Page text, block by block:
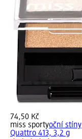
74,50 Kč
miss sportyoční stíny
Quattro 413, 3,2 g